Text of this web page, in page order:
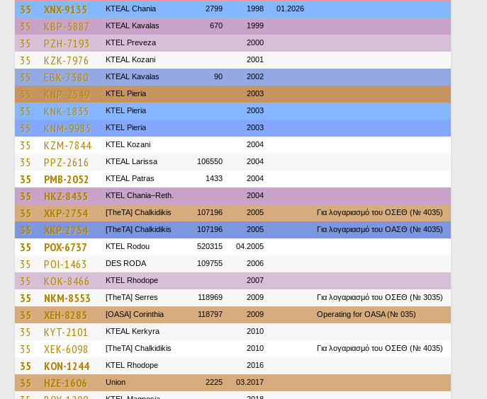
35 XNX-9135 KTEAL Chania 2799 1998 01.2026
35 KBP-5887 KTEAL Kavalas 670 1999
35 PZH-7193 KTEL Preveza 2000
35 KZK-7976 KTEAL Kozani 2001
35 EBK-7380 KTEAL Kavalas 90 2002
35 KNP-2549 KTEL Pieria 2003
35 KNK-1835 KTEL Pieria 2003
35 KNM-9985 KTEL Pieria 2003
35 KZM-7844 ΚΤΕL Kozani 2004
35 PPZ-2616 KTEAL Larissa 106550 2004
35 PMB-2052 KTEAL Patras 1433 2004
35 HKZ-8435 KTEL Chania–Reth. 2004
35 XKP-2754 [TheTA] Chalkidikis 107196 2005 Για λογαριασμό του ΟΣΕΘ (№ 4035)
35 XKP-2754 [TheTA] Chalkidikis 107196 2005 Για λογαριασμό του ΟΑΣΘ (№ 4035)
35 POX-6737 ΚΤΕL Rodou 520315 04.2005
35 POI-1463 DES RODA 109755 2006
35 KOK-8466 KTEL Rhodope 2007
35 NKM-8553 [TheTA] Serres 118969 2009 Για λογαριασμό του ΟΣΕΘ (№ 3035)
35 XEH-8285 [OASA] Corinthia 118797 2009 Operating for OASA (№ 035)
35 KYT-2101 KTEAL Kerkyra 2010
35 XEK-6098 [TheTA] Chalkidikis 2010 Για λογαριασμό του ΟΣΕΘ (№ 4035)
35 KON-1244 KTEL Rhodope 2016
35 HZE-1606 Union 2225 03.2017